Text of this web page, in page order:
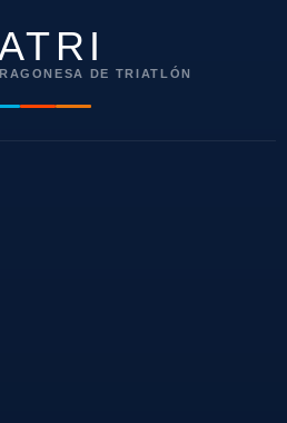
DE TRIATLÓN